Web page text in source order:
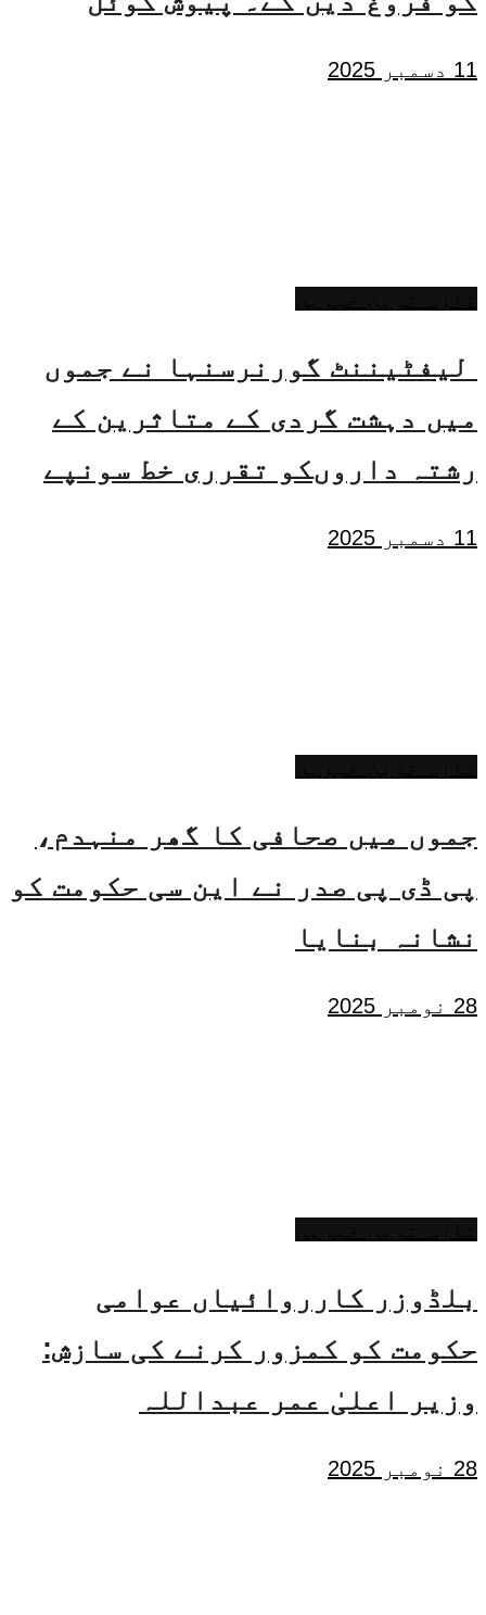
11 دسمبر 2025
لیفٹیننٹ گورنرسنہا نے جموں
میں دہشت گردی کے متاثرین کے
رشتہ داروںکو تقرری خط سونپے
11 دسمبر 2025
جموں میں صحافی کا گھر منہدم،
پی ڈی پی صدر نے این سی حکومت کو
نشانہ بنایا
28 نومبر 2025
بلڈوزر کارروائیاں عوامی
حکومت کو کمزور کرنے کی سازش:
وزیر اعلیٰ عمر عبداللہ
28 نومبر 2025